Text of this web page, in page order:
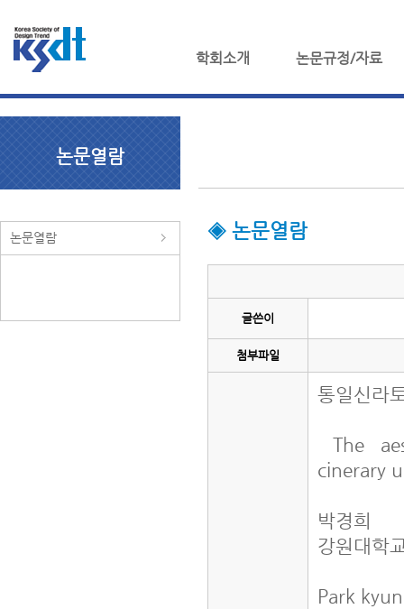
학회소개 논문규정/자료
논문열람
논문열람 ◈ 논문열람
글쓴이
첨부파일
통일신라
The
cinerary
박경희
강원대학
Park